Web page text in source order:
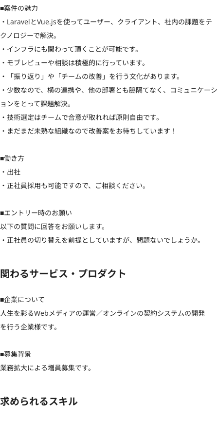
■案件の魅力
・LaravelとVue.jsを使ってユーザー、クライアント、社内の課題をテ
クノロジーで解決。
・インフラにも関わって頂くことが可能です。
・モブレビューや相談は積極的に行っています。
・「振り返り」や「チームの改善」を行う文化があります。
・少数なので、横の連携や、他の部署とも脇隔てなく、コミュニケーシ
ョンをとって課題解決。
・技術選定はチームで合意が取れれば原則自由です。
・まだまだ未熟な組織なので改善案をお待ちしています！
■働き方
・出社
・正社員採用も可能ですので、ご相談ください。
■エントリー時のお願い
以下の質問に回答をお願いします。
・正社員の切り替えを前提としていますが、問題ないでしょうか。
関わるサービス・プロダクト
■企業について
人生を彩るWebメディアの運営／オンラインの契約システムの開発
を行う企業様です。
■募集背景
業務拡大による増員募集です。
求められるスキル